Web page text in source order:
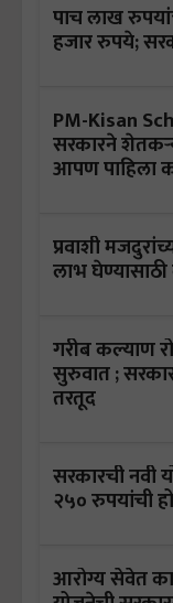
पाच लाख
हजार रुपये;
PM-Kisan
सरकारने
आपण पाहिला
प्रवाशी
लाभ
गरीब कल्याण
सुरुवात ;
तरतूद
सरकारची नवी योजना : १२५
२५० रुपयांची
आरोग्य सेवेत काम